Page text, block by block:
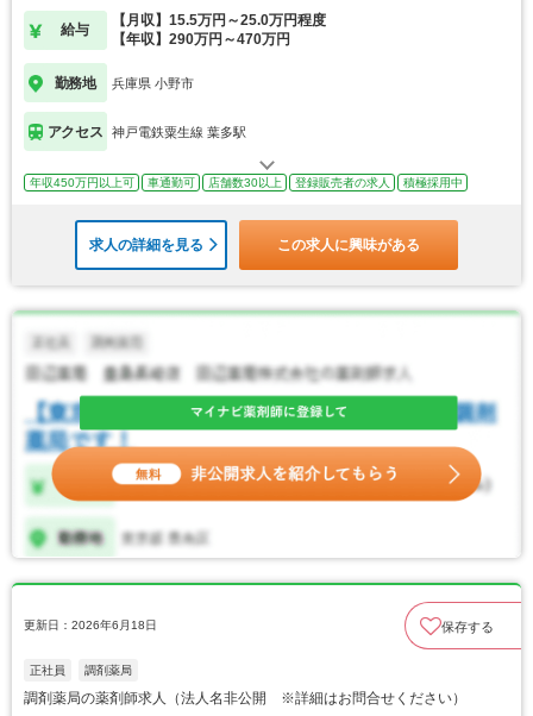
給与
【月収】15.5万円～25.0万円程度
【年収】290万円～470万円
勤務地 兵庫県 小野市
アクセス 神戸電鉄粟生線 葉多駅
年収450万円以上可 車通勤可 店舗数30以上 登録販売者の求人 積極採用中
求人の詳細を見る この求人に興味がある
更新日：2026年6月18日 保存する
正社員 調剤薬局
調剤薬局の薬剤師求人（法人名非公開 ※詳細はお問合せください）